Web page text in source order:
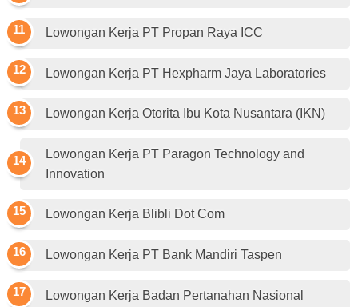
Lowongan Kerja PT Propan Raya ICC
Lowongan Kerja PT Hexpharm Jaya Laboratories
Lowongan Kerja Otorita Ibu Kota Nusantara (IKN)
Lowongan Kerja PT Paragon Technology and
Innovation
Lowongan Kerja Blibli Dot Com
Lowongan Kerja PT Bank Mandiri Taspen
Lowongan Kerja Badan Pertanahan Nasional